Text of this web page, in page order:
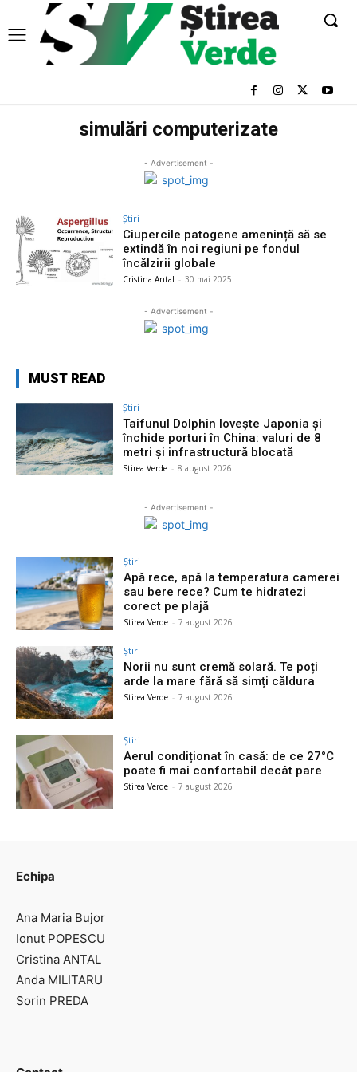
simulări computerizate
- Advertisement -
Știri
Ciupercile patogene amenință să se
extindă în noi regiuni pe fondul
încălzirii globale
Cristina Antal - 30 mai 2025
- Advertisement -
MUST READ
Știri
Taifunul Dolphin lovește Japonia și
închide porturi în China: valuri de 8
metri și infrastructură blocată
Stirea Verde - 8 august 2026
- Advertisement -
Știri
Apă rece, apă la temperatura camerei
sau bere rece? Cum te hidratezi
corect pe plajă
Stirea Verde - 7 august 2026
Știri
Norii nu sunt cremă solară. Te poți
arde la mare fără să simți căldura
Stirea Verde - 7 august 2026
Știri
Aerul condiționat în casă: de ce 27°C
poate fi mai confortabil decât pare
Stirea Verde - 7 august 2026
Echipa
Ana Maria Bujor
Ionut POPESCU
Cristina ANTAL
Anda MILITARU
Sorin PREDA